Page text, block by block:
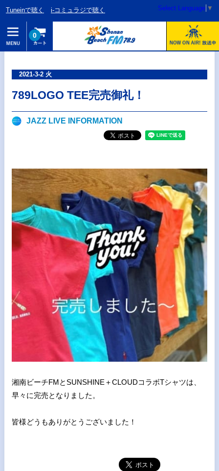
Tuneinで聴く i-コミュラジで聴く Select Language ▼
0
2021-3-2 火
789LOGO TEE完売御礼！
JAZZ LIVE INFORMATION
湘南ビーチFMとSUNSHINE＋CLOUDコラボTシャツは、
早々に完売となりました。
皆様どうもありがとうございました！